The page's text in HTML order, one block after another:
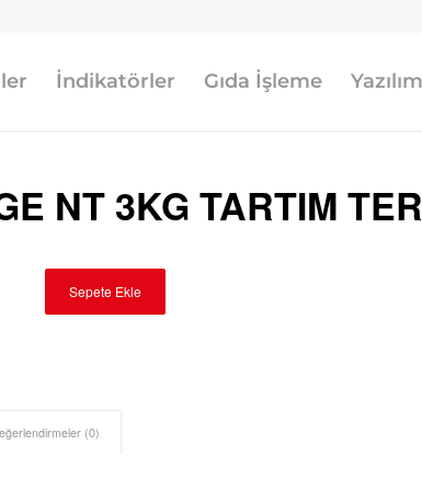
İndikatörler Gıda İşleme
NT 3KG TARTIM
Sepete Ekle
(0)